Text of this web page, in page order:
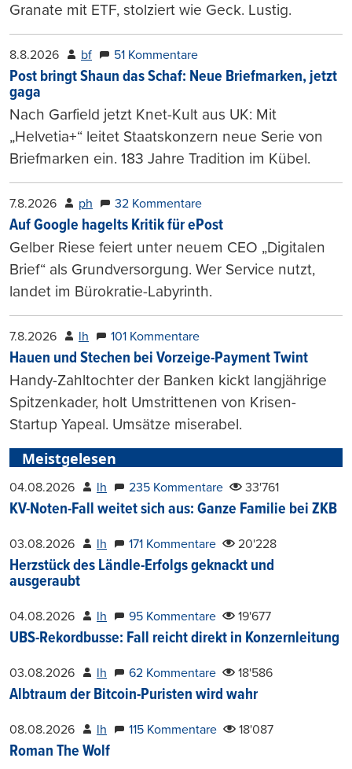
Granate mit ETF, stolziert wie Geck. Lustig.
8.8.2026 bf 51 Kommentare
Post bringt Shaun das Schaf: Neue Briefmarken, jetzt
gaga
Nach Garfield jetzt Knet-Kult aus UK: Mit
„Helvetia+“ leitet Staatskonzern neue Serie von
Briefmarken ein. 183 Jahre Tradition im Kübel.
7.8.2026 ph 32 Kommentare
Auf Google hagelts Kritik für ePost
Gelber Riese feiert unter neuem CEO „Digitalen
Brief“ als Grundversorgung. Wer Service nutzt,
landet im Bürokratie-Labyrinth.
7.8.2026 lh 101 Kommentare
Hauen und Stechen bei Vorzeige-Payment Twint
Handy-Zahltochter der Banken kickt langjährige
Spitzenkader, holt Umstrittenen von Krisen-
Startup Yapeal. Umsätze miserabel.
Meistgelesen
04.08.2026 lh 235 Kommentare 33'761
KV-Noten-Fall weitet sich aus: Ganze Familie bei ZKB
03.08.2026 lh 171 Kommentare 20'228
Herzstück des Ländle-Erfolgs geknackt und
ausgeraubt
04.08.2026 lh 95 Kommentare 19'677
UBS-Rekordbusse: Fall reicht direkt in Konzernleitung
03.08.2026 lh 62 Kommentare 18'586
Albtraum der Bitcoin-Puristen wird wahr
08.08.2026 lh 115 Kommentare 18'087
Roman The Wolf